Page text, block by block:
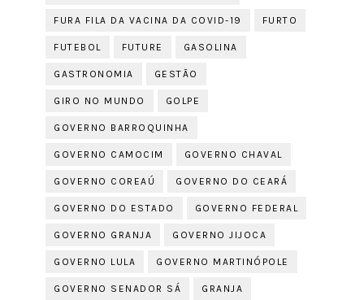
FURA FILA DA VACINA DA COVID-19 FURTO
FUTEBOL FUTURE GASOLINA
GASTRONOMIA GESTÃO
GIRO NO MUNDO GOLPE
GOVERNO BARROQUINHA
GOVERNO CAMOCIM GOVERNO CHAVAL
GOVERNO COREAÚ GOVERNO DO CEARÁ
GOVERNO DO ESTADO GOVERNO FEDERAL
GOVERNO GRANJA GOVERNO JIJOCA
GOVERNO LULA GOVERNO MARTINÓPOLE
GOVERNO SENADOR SÁ GRANJA